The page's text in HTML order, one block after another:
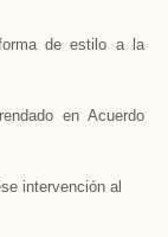
de estilo a la
en Acuerdo
intervención al